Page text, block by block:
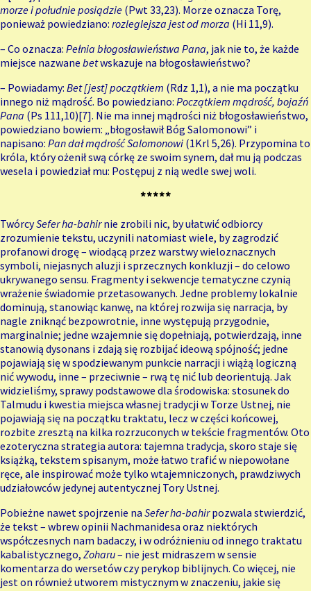
morze i południe posiądzie (Pwt 33,23). Morze oznacza Torę,
ponieważ powiedziano: rozleglejsza jest od morza (Hi 11,9).
– Co oznacza: Pełnia błogosławieństwa Pana, jak nie to, że każde
miejsce nazwane betwskazuje na błogosławieństwo?
– Powiadamy: Bet [jest] początkiem (Rdz 1,1), a nie ma początku
innego niż mądrość. Bo powiedziano: Początkiem mądrość, bojaźń
Pana (Ps 111,10)[7]. Nie ma innej mądrości niż błogosławieństwo,
powiedziano bowiem: „błogosławił Bóg Salomonowi” i
napisano: Pan dał mądrość Salomonowi (1Krl 5,26). Przypomina to
króla, który ożenił swą córkę ze swoim synem, dał mu ją podczas
wesela i powiedział mu: Postępuj z nią wedle swej woli.
*****
TwórcySefer ha-bahirnie zrobili nic, by ułatwić odbiorcy
zrozumienie tekstu, uczynili natomiast wiele, by zagrodzić
profanowi drogę – wiodącą przez warstwy wieloznacznych
symboli, niejasnych aluzji i sprzecznych konkluzji – do celowo
ukrywanego sensu. Fragmenty i sekwencje tematyczne czynią
wrażenie świadomie przetasowanych. Jedne problemy lokalnie
dominują, stanowiąc kanwę, na której rozwija się narracja, by
nagle zniknąć bezpowrotnie, inne występują przygodnie,
marginalnie; jedne wzajemnie się dopełniają, potwierdzają, inne
stanowią dysonans i zdają się rozbijać ideową spójność; jedne
pojawiają się w spodziewanym punkcie narracji i wiążą logiczną
nić wywodu, inne – przeciwnie – rwą tę nić lub deorientują. Jak
widzieliśmy, sprawy podstawowe dla środowiska: stosunek do
Talmudu i kwestia miejsca własnej tradycji w Torze Ustnej, nie
pojawiają się na początku traktatu, lecz w części końcowej,
rozbite zresztą na kilka rozrzuconych w tekście fragmentów. Oto
ezoteryczna strategia autora: tajemna tradycja, skoro staje się
książką, tekstem spisanym, może łatwo trafić w niepowołane
ręce, ale inspirować może tylko wtajemniczonych, prawdziwych
udziałowców jedynej autentycznej Tory Ustnej.
Pobieżne nawet spojrzenie na Sefer ha-bahirpozwala stwierdzić,
że tekst – wbrew opinii Nachmanidesa oraz niektórych
współczesnych nam badaczy, i w odróżnieniu od innego traktatu
kabalistycznego, Zoharu– nie jest midraszem w sensie
komentarza do wersetów czy perykop biblijnych. Co więcej, nie
jest on również utworem mistycznym w znaczeniu, jakie się